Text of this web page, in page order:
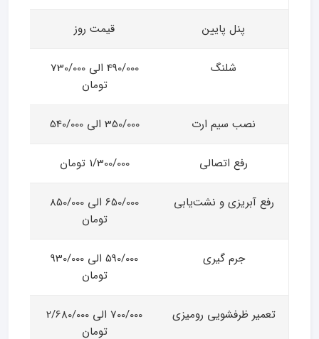
پنل پایین قیمت روز
شلنگ
490/000 الی 730/000
تومان
نصب سیم ارت 350/000 الی 540/000
رفع اتصالی 1/300/000 تومان
رفع آبریزی و نشت‌یابی
650/000 الی 850/000
تومان
جرم گیری
590/000 الی 930/000
تومان
تعمیر ظرفشویی رومیزی
700/000 الی 2/680/000
تومان